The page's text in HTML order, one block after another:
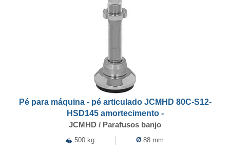
Pé para máquina - pé articulado JCMHD 80C-S12-
HSD145 amortecimento -
JCMHD / Parafusos banjo
500 kg Ø 88 mm